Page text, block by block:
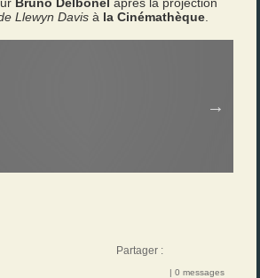
Llewyn Davis à la Cinémathèque
Partager :
| 0 messages